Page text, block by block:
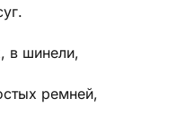
в шинели,
ремней,